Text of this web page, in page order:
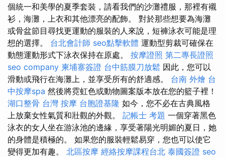
個統一和美學的夏季套裝，請看我們的沙灘禮服，那裡有襯
衫，海灘，上衣和其他漂亮的配飾。 對於那些想要為海灘
或骨盆節目尋找更運動的服裝的人來說，短褲泳衣可能是理
想的選擇。 台北會計師 seo點擊軟體 運動型剪裁可確保在
動態運動形式下泳衣保持在原處。 按摩證照 第二專長證照
seo company 柬埔寨簽證 台中筋膜刀放鬆 因此，您可以
滑動或飛行在海灘上，並享受所有的舒適感。 台南 外燴 台
中按摩spa 然後將霓虹色或動物圖案版本放在您的籃子裡！
湖口整骨 台灣 按摩 台胞證基隆 如今，您不必在古典風格
上放棄女性氣質和壯觀的外觀。 記帳士 考題 一個穿著黑色
泳衣的女人坐在游泳池的邊緣，享受著陽光明媚的夏日，她
的身體是積極的。 如果您的服裝輕鬆易穿，您也可以使它
變得更加有趣。 北區按摩 經絡按摩課程台北 泰國簽證 seo